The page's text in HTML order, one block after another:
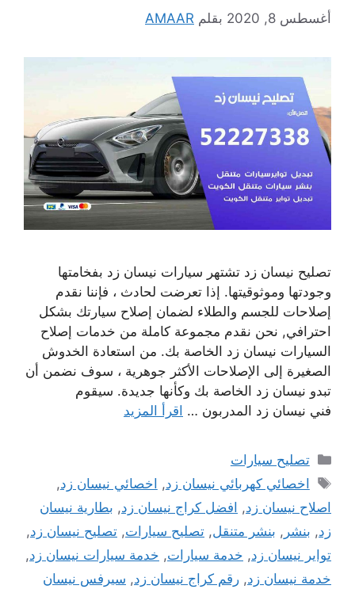
أغسطس 8, 2020 بقلم AMAAR
تصليح نيسان زد تشتهر سيارات نيسان زد بفخامتها
وجودتها وموثوقيتها. إذا تعرضت لحادث ، فإننا نقدم
إصلاحات للجسم والطلاء لضمان إصلاح سيارتك بشكل
احترافي, نحن نقدم مجموعة كاملة من خدمات إصلاح
السيارات نيسان زد الخاصة بك. من استعادة الخدوش
الصغيرة إلى الإصلاحات الأكثر جوهرية ، سوف نضمن أن
تبدو نيسان زد الخاصة بك وكأنها جديدة. سيقوم
فني نيسان زد المدربون … اقرأ المزيد
التصنيفات
تصليح سيارات
الوسوم
اخصائي كهربائي نيسان زد, اخصائي نيسان زد,
اصلاح نيسان زد, افضل كراج نيسان زد, بطارية نيسان
زد, بنشر , بنشر متنقل, تصليح سيارات, تصليح نيسان زد,
تواير نيسان زد, خدمة سيارات, خدمة سيارات نيسان زد,
خدمة نيسان زد, رقم كراج نيسان زد, سيرفس نيسان